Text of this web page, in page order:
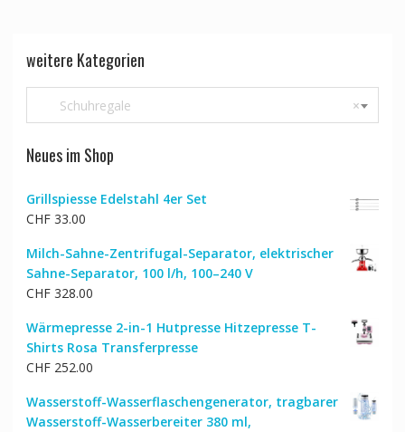
weitere Kategorien
×
Schuhregale
Neues im Shop
Grillspiesse Edelstahl 4er Set
CHF33.00
Milch-Sahne-Zentrifugal-Separator, elektrischer
Sahne-Separator, 100 l/h, 100–240 V
CHF328.00
Wärmepresse 2-in-1 Hutpresse Hitzepresse T-
Shirts Rosa Transferpresse
CHF252.00
Wasserstoff-Wasserflaschengenerator, tragbarer
Wasserstoff-Wasserbereiter 380 ml,